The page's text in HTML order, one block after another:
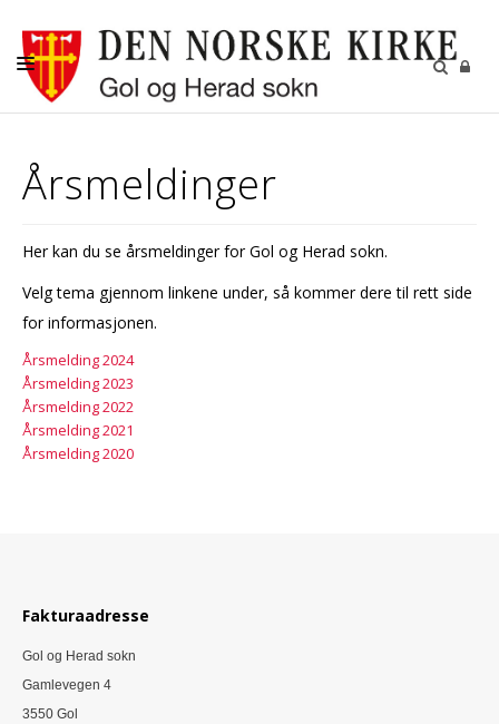
BARN OG UNGE
KYRKJER OG KYRKJEGARDAR
KALENDER
KONTAKT
Årsmeldinger
Her kan du se årsmeldinger for Gol og Herad sokn.
Velg tema gjennom linkene under, så kommer dere til rett side
for informasjonen.
Årsmelding 2024
Årsmelding 2023
Årsmelding 2022
Årsmelding 2021
Årsmelding 2020
Fakturaadresse
Gol og Herad sokn
Gamlevegen 4
3550 Gol